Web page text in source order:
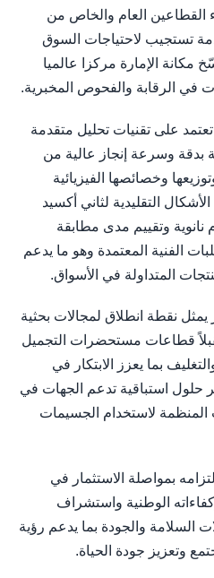
القطاعين العام والخاص من
تستجيب لاحتياجات السوق
مكانة الإمارة مركزا عالميا
في الرقابة والفحوص المخبرية.
على تقنيات تحليل متقدمة
بدقة وسرعة إنجاز عالية من
وخصائصها الفيزيائية
الأشكال التقليدية لثاني أكسيد
نانوية وتقييم مدى مطابقة
الفنية المعتمدة وهو ما يدعم
المتداولة في الأسواق.
نقطة انطلاق لمجالات بحثية
قطاعات مستحضرات التجميل
بما يعزز الابتكار في
حلول استباقية تدعم الجهات في
لاستخدام الجسيمات
بمواصلة الاستثمار في
الوطنية واستشراف
السلامة والجودة بما يدعم رؤية
وتعزيز جودة الحياة.